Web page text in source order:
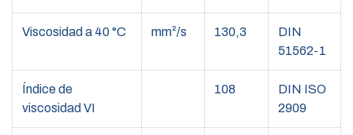
Viscosidad a 40 °C mm²/s 130,3
DIN
51562-1
Índice de
viscosidad VI
108
DIN ISO
2909